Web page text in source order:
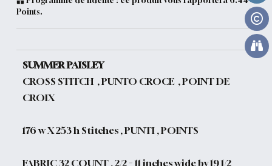
Points.
SUMMER PAISLEY
CROSS STITCH , PUNTO CROCE , POINT DE
CROIX
176 w X 253 h Stitches , PUNTI , POINTS
FABRIC 32 COUNT , 2/2 = 11 inches wide by 19 1/2